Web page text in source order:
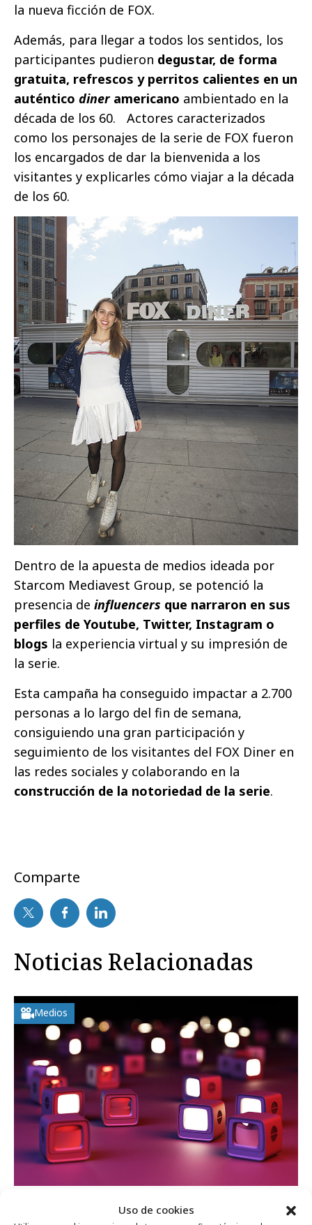
Uso de cookies
la nueva ficción de FOX.
Además, para llegar a todos los sentidos, los
participantes pudieron degustar, de forma
gratuita, refrescos y perritos calientes en un
auténtico dineramericano ambientado en la
década de los 60. Actores caracterizados
como los personajes de la serie de FOX fueron
los encargados de dar la bienvenida a los
visitantes y explicarles cómo viajar a la década
de los 60.
Dentro de la apuesta de medios ideada por
Starcom Mediavest Group, se potenció la
presencia de influencers que narraron en sus
perfiles de Youtube, Twitter, Instagram o
blogs la experiencia virtual y su impresión de
la serie.
Esta campaña ha conseguido impactar a 2.700
personas a lo largo del fin de semana,
consiguiendo una gran participación y
seguimiento de los visitantes del FOX Diner en
las redes sociales y colaborando en la
construcción de la notoriedad de la serie.
Comparte
Noticias Relacionadas
Medios
El 70% de la cobertura de los grandes